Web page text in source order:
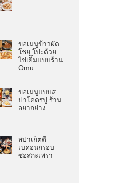
ขอเมนูข้าวผัด
โชยุ โปะด้วย
ไข่เยิ้มแบบร้าน
Omu
ขอเมนูแบบส
ปาโคตรปู ร้าน
อยากย่าง
สปาเก็ตตี้
เบคอนกรอบ
ซอสกะเพรา